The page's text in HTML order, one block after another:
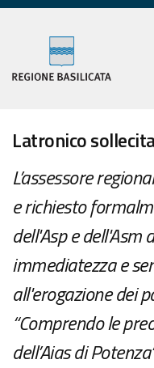
Latronico
L’assessore
e richiesto
dell'Asp e dell'Asm
immediatezza e
all'erogazione dei
“Comprendo le
dell’Aias di